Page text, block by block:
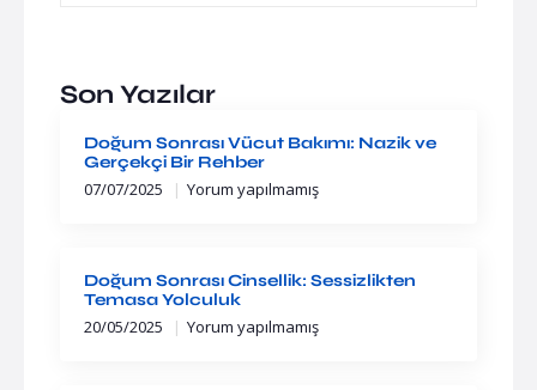
Son Yazılar
Doğum Sonrası Vücut Bakımı: Nazik ve
Gerçekçi Bir Rehber
07/07/2025 Yorum yapılmamış
Doğum Sonrası Cinsellik: Sessizlikten
Temasa Yolculuk
20/05/2025 Yorum yapılmamış